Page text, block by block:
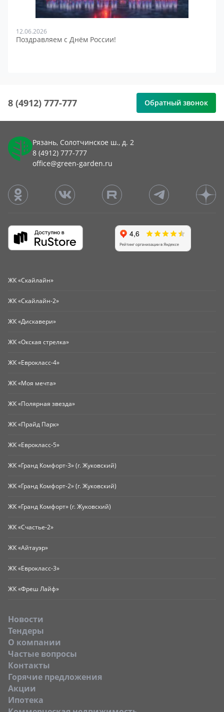
12.06.2026
Поздравляем с Днём России!
8 (4912) 777-777 Обратный звонок
Рязань, Солотчинское ш., д. 2
8 (4912) 777-777
office@green-garden.ru
ЖК «Скайлайн»
ЖК «Скайлайн-2»
ЖК «Дискавери»
ЖК «Окская стрелка»
ЖК «Еврокласс-4»
ЖК «Моя мечта»
ЖК «Полярная звезда»
ЖК «Прайд Парк»
ЖК «Еврокласс-5»
ЖК «Гранд Комфорт-3» (г. Жуковский)
ЖК «Гранд Комфорт-2» (г. Жуковский)
ЖК «Гранд Комфорт» (г. Жуковский)
ЖК «Счастье-2»
ЖК «Айтауэр»
ЖК «Еврокласс-3»
ЖК «Фреш Лайф»
Новости
Тендеры
O компании
Частые вопросы
Контакты
Горячие предложения
Акции
Ипотека